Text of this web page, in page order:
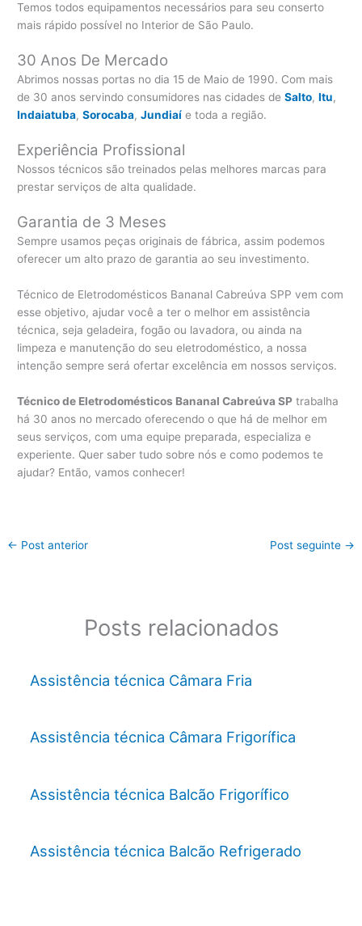
Temos todos equipamentos necessários para seu conserto
mais rápido possível no Interior de São Paulo.
30 Anos De Mercado
Abrimos nossas portas no dia 15 de Maio de 1990. Com mais
de 30 anos servindo consumidores nas cidades deSalto,Itu,
Indaiatuba,Sorocaba,Jundiaí e toda a região.
Experiência Profissional
Nossos técnicos são treinados pelas melhores marcas para
prestar serviços de alta qualidade.
Garantia de 3 Meses
Sempre usamos peças originais de fábrica, assim podemos
oferecer um alto prazo de garantia ao seu investimento.
Técnico de Eletrodomésticos Bananal Cabreúva SPP vem com
esse objetivo, ajudar você a ter o melhor em assistência
técnica, seja geladeira, fogão ou lavadora, ou ainda na
limpeza e manutenção do seu eletrodoméstico, a nossa
intenção sempre será ofertar excelência em nossos serviços.
Técnico de Eletrodomésticos Bananal Cabreúva SP trabalha
há 30 anos no mercado oferecendo o que há de melhor em
seus serviços, com uma equipe preparada, especializa e
experiente. Quer saber tudo sobre nós e como podemos te
ajudar? Então, vamos conhecer!
← Post anterior Post seguinte →
Posts relacionados
Assistência técnica Câmara Fria
Assistência técnica Câmara Frigorífica
Assistência técnica Balcão Frigorífico
Assistência técnica Balcão Refrigerado